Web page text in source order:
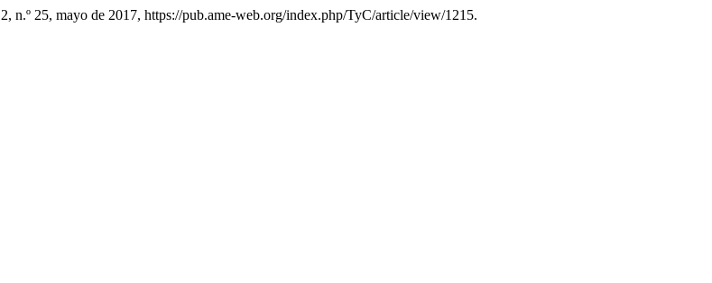
n.º 25, mayo de 2017, https://pub.ame-web.org/index.php/TyC/article/view/1215.